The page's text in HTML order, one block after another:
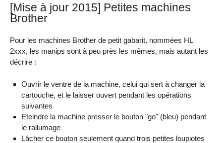
[Mise à jour 2015] Petites machines
Brother
Pour les machines Brother de petit gabarit, nommées HL
2xxx, les manips sont à peu près les mêmes, mais autant les
décrire :
Ouvrir le ventre de la machine, celui qui sert à changer la
cartouche, et le laisser ouvert pendant les opérations
suivantes
Eteindre la machine presser le bouton "go" (bleu) pendant
le rallumage
Lâcher ce bouton seulement quand trois petites loupiotes